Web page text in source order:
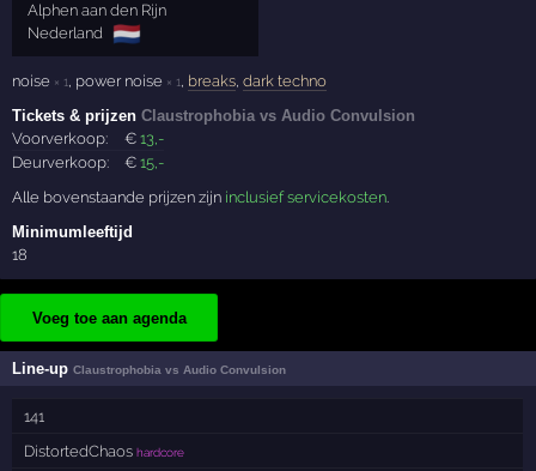
Alphen aan den Rijn
Nederland 🇳🇱
noise × 1 power noise × 1 breaks ,dark techno
Tickets & prijzenClaustrophobia vs Audio Convulsion
Voorverkoop:
€13 ,-
Deurverkoop:
€15 ,-
Alle bovenstaande prijzen zijn inclusief servicekosten.
Minimumleeftijd
18
Voeg toe aan agenda
Line-upClaustrophobia vs Audio Convulsion
141
DistortedChaos hardcore